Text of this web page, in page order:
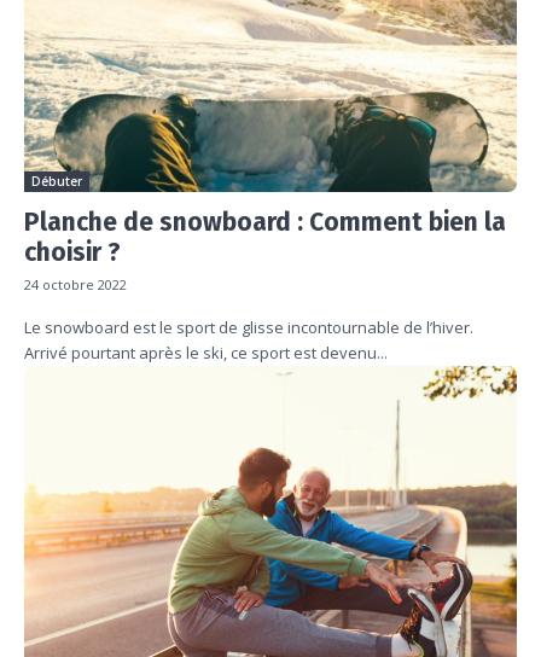
Débuter
Planche de snowboard : Comment bien la
choisir ?
24 octobre 2022
Le snowboard est le sport de glisse incontournable de l’hiver.
Arrivé pourtant après le ski, ce sport est devenu...